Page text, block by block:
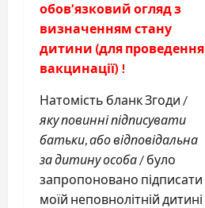
обов’язковий огляд з
визначенням стану
дитини (для проведення
вакцинації) !
Натомість бланк Згоди /
яку повинні підписувати
батьки, або відповідальна
за дитину особа / було
запропоновано підписати
моїй неповнолітній дитині